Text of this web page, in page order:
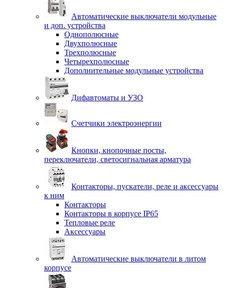
Автоматические выключатели модульные
и доп. устройства
Однополюсные
Двухполюсные
Трехполюсные
Четырехполюсные
Дополнительные модульные устройства
Дифавтоматы и УЗО
Счетчики электроэнергии
Кнопки, кнопочные посты,
переключатели, светосигнальная арматура
Контакторы, пускатели, реле и аксессуары
к ним
Контакторы
Контакторы в корпусе IP65
Тепловые реле
Аксессуары
Автоматические выключатели в литом
корпусе